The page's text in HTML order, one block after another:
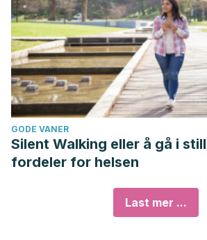
GODE VANER
Silent Walking eller å gå i
fordeler for helsen
Last mer ...